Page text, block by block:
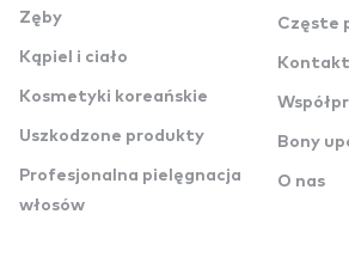
Zęby
Kąpiel i ciało
Kosmetyki koreańskie
Uszkodzone produkty
Profesjonalna pielęgnacja
włosów
Częste
Kontakt
Bony
O nas